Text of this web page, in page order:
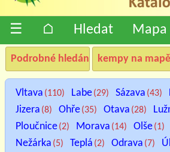
☰ ⌂ Hledat Mapa
Podrobné hledání kempy na mapě
Vltava (110) Labe(29) Sázava (43)
Jizera (8) Ohře(35) Otava (28)
Ploučnice(2) Morava (14) Olše(1)
Nežárka (5) Teplá (2) Odrava (7)